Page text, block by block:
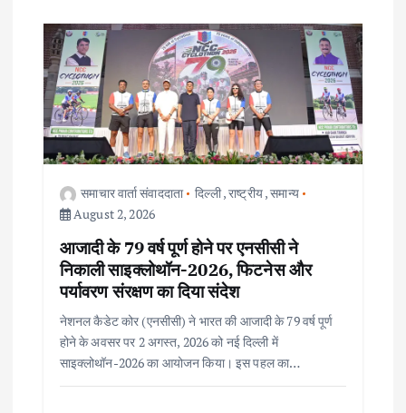
समाचार वार्ता संवाददाता दिल्ली,राष्ट्रीय,समान्य
August 2, 2026
आजादी के 79 वर्ष पूर्ण होने पर एनसीसी ने
निकाली साइक्लोथॉन-2026, फिटनेस और
पर्यावरण संरक्षण का दिया संदेश
नेशनल कैडेट कोर (एनसीसी) ने भारत की आजादी के 79 वर्ष पूर्ण
होने के अवसर पर 2 अगस्त, 2026 को नई दिल्ली में
साइक्लोथॉन-2026 का आयोजन किया। इस पहल का…